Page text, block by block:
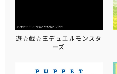
遊☆戯☆王デュエルモンスタ
ーズ